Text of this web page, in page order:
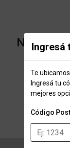
Ingresá
Te
Ingresá tu
mejores
Código
No